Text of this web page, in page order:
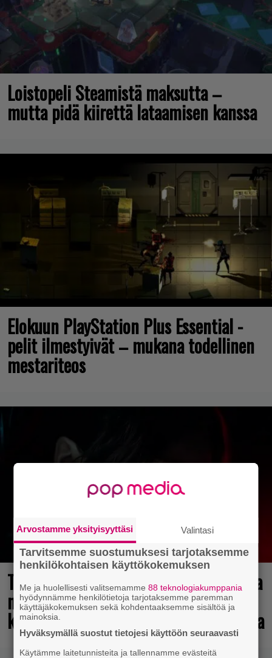
Loistopeli Steamistä maksutta –
mutta pidä kiirettä lataamisen kanssa
Elokuun PlayStation Plus Essential -
pelit ilmestyivät – mukana todellinen
mestariteos
Tulevasta Resident Evil -uusioversiosta
näyttäisi tulevan menestys – jo yli
kahden miljoonan pelaajan toivelistalla
Arvostamme yksityisyyttäsi Valintasi
Tarvitsemme suostumuksesi tarjotaksemme
henkilökohtaisen käyttökokemuksen
Me ja huolellisesti valitsemamme88 teknologiakumppania
hyödynnämme henkilötietoja tarjotaksemme paremman
käyttäjäkokemuksen sekä kohdentaaksemme sisältöä ja
mainoksia.
Hyväksymällä suostut tietojesi käyttöön seuraavasti
Käytämme laitetunnisteita ja tallennamme evästeitä